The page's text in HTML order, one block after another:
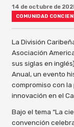
14 de octubre de
COMUNIDAD
La División
Asociación
sus siglas en
Anual, un evento
compromiso con
innovación en el
Bajo el tema “La
convención